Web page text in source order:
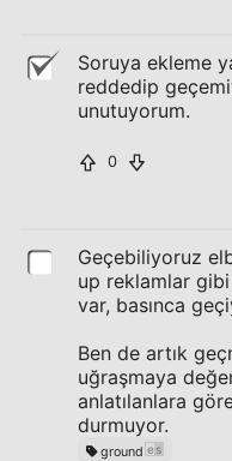
Soruya ekleme
reddedip
unutuyorum.
0
Geçebiliyoruz
up reklamlar
var, basınca
Ben de artık
uğraşmaya
anlatılanlara
durmuyor.
ground